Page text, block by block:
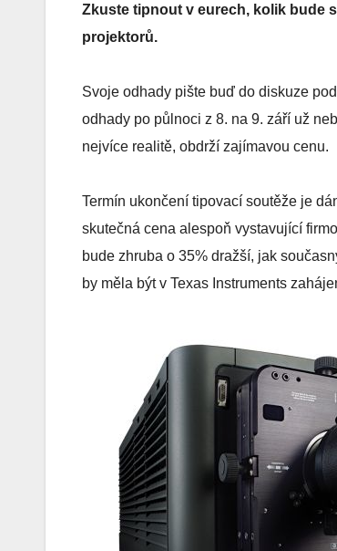
Zkuste tipnout v eurech, kolik bude
projektorů.
Svoje odhady pište buď do diskuze
odhady po půlnoci z 8. na 9. září už
nejvíce realitě, obdrží zajímavou cenu.
Termín ukončení tipovací soutěže je
skutečná cena alespoň vystavující
bude zhruba o 35% dražší, jak
by měla být v Texas Instruments